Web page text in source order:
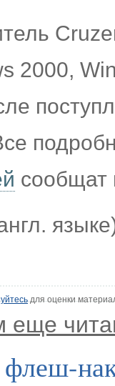
2000,
сообщат
для оценки
еще